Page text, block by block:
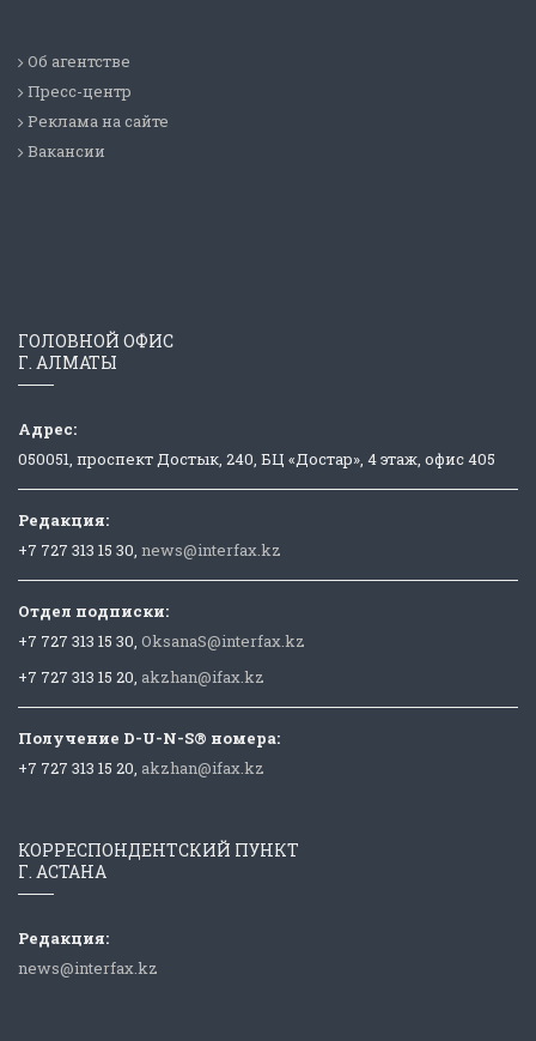
Об агентстве
Пресс-центр
Реклама на сайте
Вакансии
ГОЛОВНОЙ ОФИС
Г. АЛМАТЫ
Адрес:
050051, проспект Достык, 240, БЦ «Достар», 4 этаж, офис 405
Редакция:
+7 727 313 15 30, news@interfax.kz
Отдел подписки:
+7 727 313 15 30, OksanaS@interfax.kz
+7 727 313 15 20, akzhan@ifax.kz
Получение D-U-N-S® номера:
+7 727 313 15 20, akzhan@ifax.kz
КОРРЕСПОНДЕНТСКИЙ ПУНКТ
Г. АСТАНА
Редакция:
news@interfax.kz